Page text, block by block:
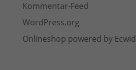
Kommentar-Feed
WordPress.org
Onlineshop powered by Ecwid